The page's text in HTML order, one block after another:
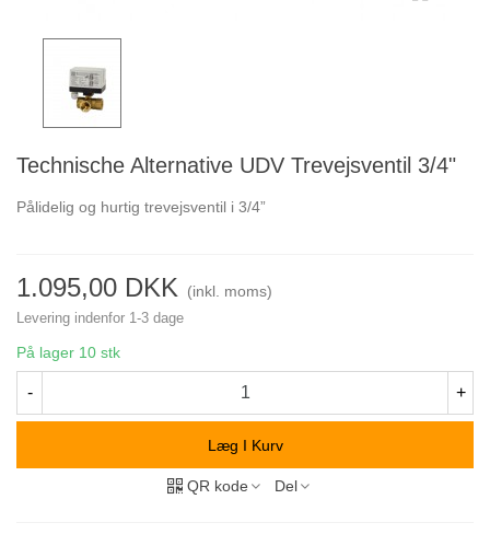
Technische Alternative UDV Trevejsventil 3/4"
Pålidelig og hurtig trevejsventil i 3/4”
1.095,00 DKK (inkl. moms)
Levering indenfor 1-3 dage
På lager 10 stk
- +
Læg I Kurv
QR kode Del